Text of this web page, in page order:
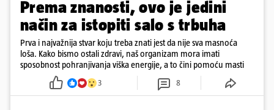
Prema znanosti, ovo je jedini
način za istopiti salo s trbuha
Prva i najvažnija stvar koju treba znati jest da nije sva masnoća
loša. Kako bismo ostali zdravi, naš organizam mora imati
sposobnost pohranjivanja viška energije, a to čini pomoću masti
3 8